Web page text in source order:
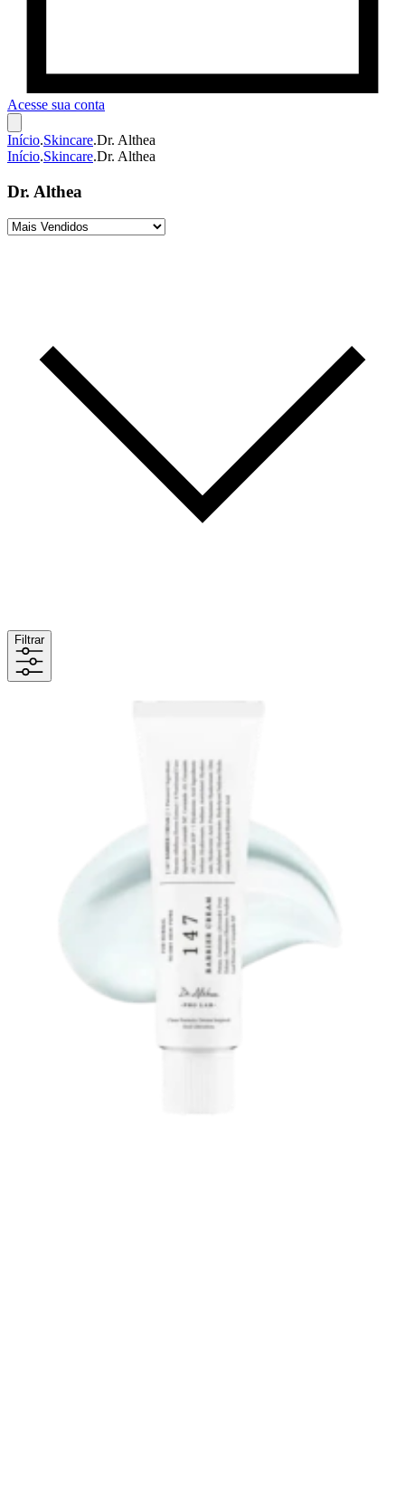
Acesse sua conta
Início.Skincare.Dr. Althea
Início.Skincare.Dr. Althea
Dr. Althea
Filtrar